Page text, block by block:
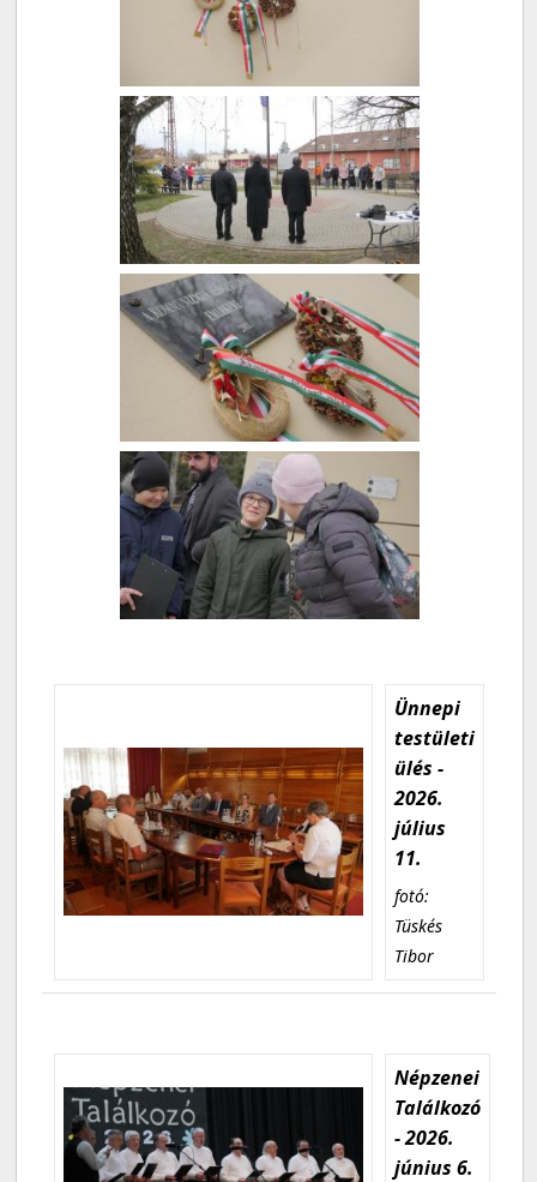
Ünnepi
testületi
ülés -
2026.
július
11.
fotó:
Tüskés
Tibor
Népzenei
Találkozó
- 2026.
június 6.